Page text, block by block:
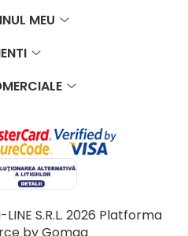
MEU
S.R.L. 2026 Platforma